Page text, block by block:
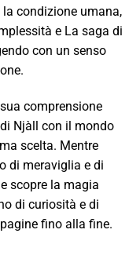
condizione umana,
e La saga di
con un senso
comprensione
Njàll con il mondo
scelta. Mentre
di meraviglia e di
scopre la magia
di curiosità e di
fino alla fine.